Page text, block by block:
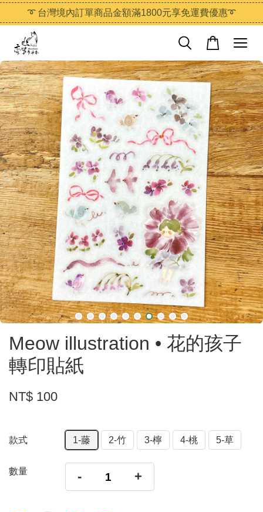
➰ 台灣境內訂單商品金額滿1800元享免運費優惠➰
Meow illustration • 花的孩子
轉印貼紙
NT$ 100
款式 1-藤 2-竹 3-檸 4-桃 5-草
數量 - +